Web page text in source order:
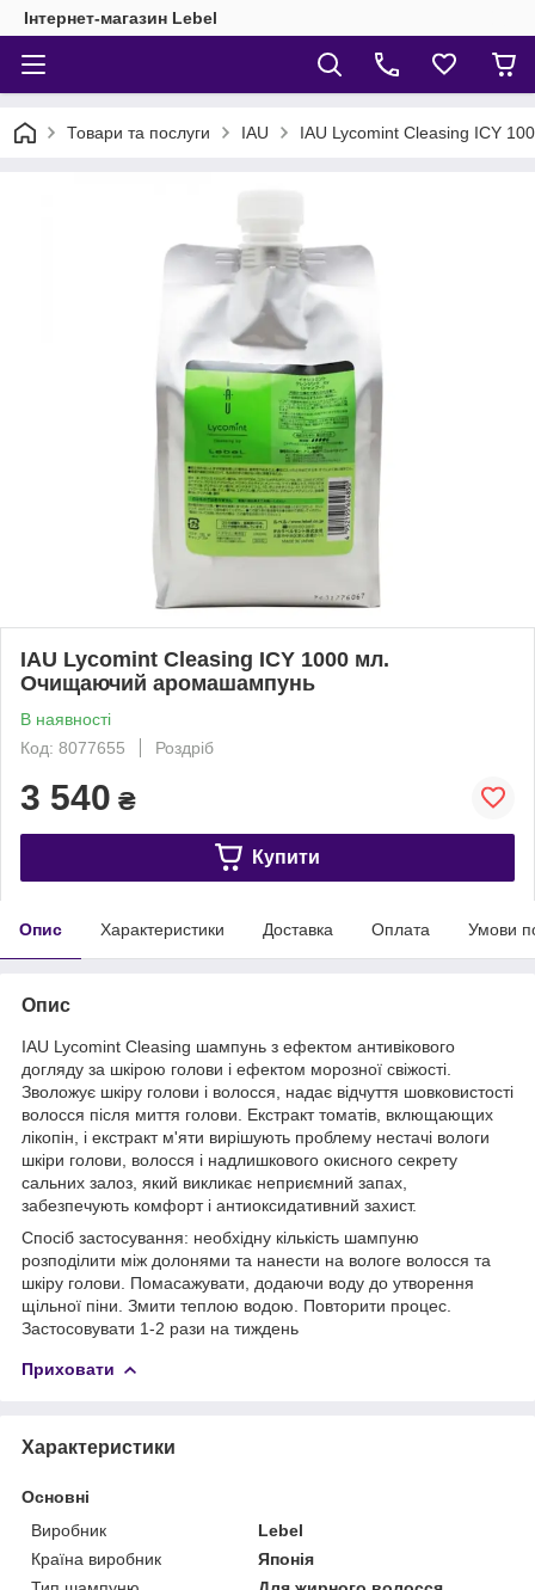
Інтернет-магазин Lebel
Товари та послуги IAU IAU Lycomint Cleasing ICY
IAU Lycomint Cleasing ICY 1000 мл.
Очищаючий аромашампунь
В наявності
Код: 8077655
Роздріб
3 540 ₴
Купити
Опис Характеристики Доставка Оплата Умови
Опис
IAU Lycomint Cleasing шампунь з ефектом антивікового
догляду за шкірою голови і ефектом морозної свіжості.
Зволожує шкіру голови і волосся, надає відчуття шовковистості
волосся після миття голови. Екстракт томатів, вклющающих
лікопін, і екстракт м'яти вирішують проблему нестачі вологи
шкіри голови, волосся і надлишкового окисного секрету
сальних залоз, який викликає неприємний запах,
забезпечують комфорт і антиоксидативний захист.
Спосіб застосування: необхідну кількість шампуню
розподілити між долонями та нанести на вологе волосся та
шкіру голови. Помасажувати, додаючи воду до утворення
щільної піни. Змити теплою водою. Повторити процес.
Застосовувати 1-2 рази на тиждень
Приховати
Характеристики
Основні
Виробник
Lebel
Країна виробник
Японія